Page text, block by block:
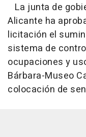
La junta de
Alicante ha
licitación el
sistema de
ocupaciones y
Bárbara-Museo
colocación de